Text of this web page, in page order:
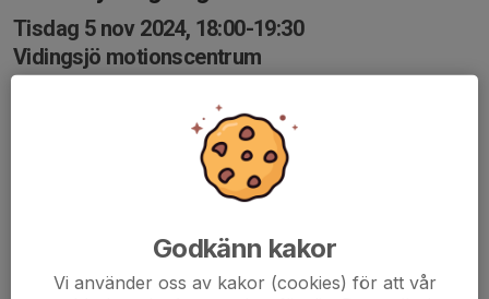
Tisdag 5 nov 2024, 18:00-19:30
Vidingsjö motionscentrum
Socialcykling på lättare stig och grus!
verktyg om olyckan är framme så hjälps vi åt att fixa.
Välkomna!
Godkänn kakor
Vi använder oss av kakor (cookies) för att vår